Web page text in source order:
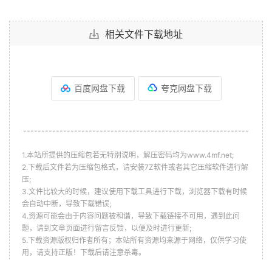
相关文件下载地址
百度网盘下载 夸克网盘下载
--------------------------------------------------------------
1.本站所提供的压缩包若无特别说明，解压密码均为www.4mf.net;
2.下载后文件若为压缩包格式，请安装7Z软件或者其它压缩软件进行解
压;
3.文件比较大的时候，建议使用下载工具进行下载，浏览器下载有时候
会自动中断，导致下载错误;
4.资源可能会由于内容问题被和谐，导致下载链接不可用，遇到此问
题，请到文章页面进行留言反馈，以便及时进行更新;
5.下载资源版权归作者所有；本站所有资源均来源于网络，仅供学习使
用，请支持正版！下载后请注意杀毒。